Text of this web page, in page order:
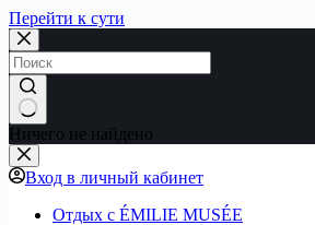
Перейти к сути
Ничего не найдено
Вход в личный кабинет
Отдых с ÉMILIE MUSÉE